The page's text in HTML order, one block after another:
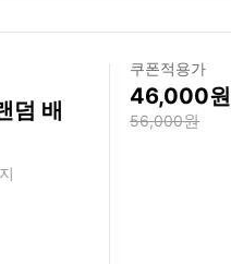
덤 배
쿠폰적용가
46,000
56,000